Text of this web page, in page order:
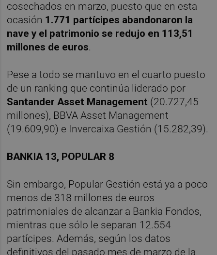
cosechados en marzo, puesto que en esta
ocasión 1.771 partícipes abandonaron la
nave y el patrimonio se redujo en 113,51
millones de euros.
Pese a todo se mantuvo en el cuarto puesto
de un ranking que continúa liderado por
Santander Asset Management (20.727,45
millones), BBVA Asset Management
(19.609,90) e Invercaixa Gestión (15.282,39).
BANKIA 13, POPULAR 8
Sin embargo, Popular Gestión está ya a poco
menos de 318 millones de euros
patrimoniales de alcanzar a Bankia Fondos,
mientras que sólo le separan 12.554
partícipes. Además, según los datos
definitivos del pasado mes de marzo de la